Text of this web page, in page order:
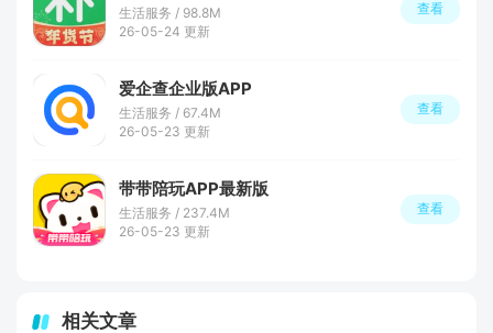
生活服务 / 98.8M
26-05-24 更新
查看
爱企查企业版APP
生活服务 / 67.4M
26-05-23 更新
查看
带带陪玩APP最新版
生活服务 / 237.4M
26-05-23 更新
查看
相关文章